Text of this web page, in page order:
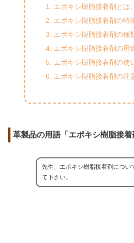
エポキシ樹脂接着剤とは。
エポキシ樹脂接着剤の特
エポキシ樹脂接着剤の種
エポキシ樹脂接着剤の用
エポキシ樹脂接着剤の使
エポキシ樹脂接着剤の注
革製品の用語「エポキシ樹脂接着
先生、エポキシ樹脂接着剤につい
て下さい。